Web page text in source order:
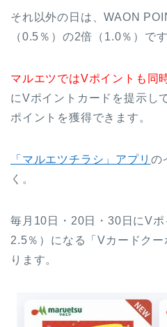
それ以外の日は、WAON
（0.5％）の2倍（1.0％）です
マルエツではVポイントも同
にVポイントカードを提示し
ポイントを獲得できます。
「マルエツチラシ」アプリ の
く。
毎月10日・20日・30日にVポ
2.5％）になる「Vカードク
ります。